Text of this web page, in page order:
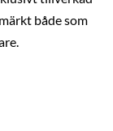
både som